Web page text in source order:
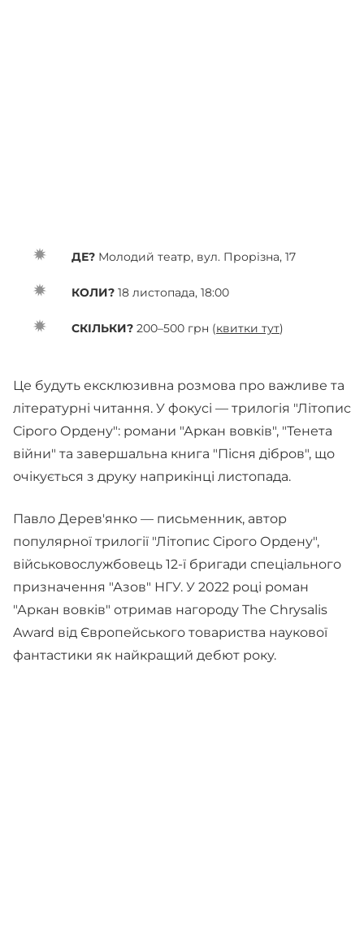
ДЕ? Молодий театр, вул. Прорізна, 17
КОЛИ? 18 листопада, 18:00
СКІЛЬКИ? 200–500 грн (квитки тут)
Це будуть ексклюзивна розмова про важливе та
літературні читання. У фокусі — трилогія "Літопис
Сірого Ордену": романи "Аркан вовків", "Тенета
війни" та завершальна книга "Пісня дібров", що
очікується з друку наприкінці листопада.
Павло Дерев'янко — письменник, автор
популярної трилогії "Літопис Сірого Ордену",
військовослужбовець 12-ї бригади спеціального
призначення "Азов" НГУ. У 2022 році роман
"Аркан вовків" отримав нагороду The Chrysalis
Award від Європейського товариства наукової
фантастики як найкращий дебют року.